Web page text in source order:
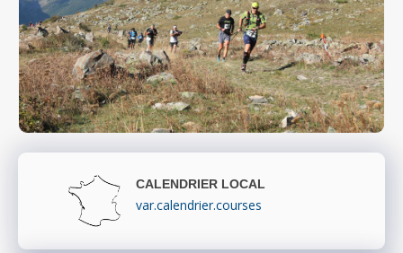
CALENDRIER LOCAL
var.calendrier.courses